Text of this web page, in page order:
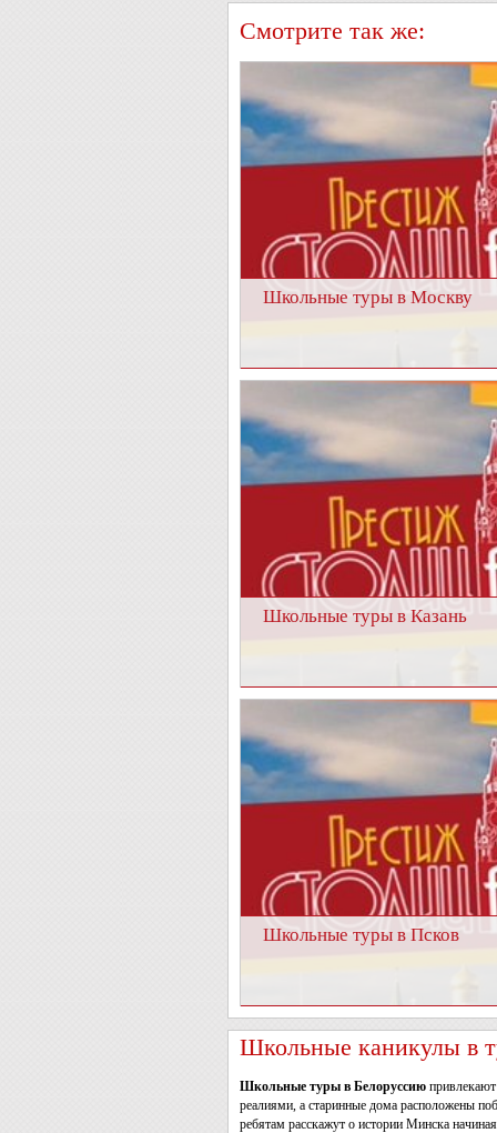
Смотрите так же:
Школьные туры в Москву
Школьные туры в Казань
Школьные туры в Псков
Школьные каникулы в
Школьные туры в Белоруссию привлекают
реалиями, а старинные дома расположены
ребятам расскажут о истории Минска